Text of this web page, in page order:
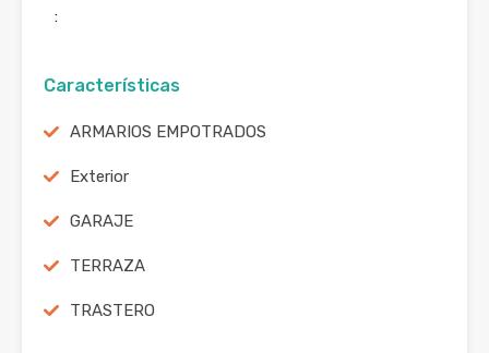
:
Características
ARMARIOS EMPOTRADOS
Exterior
GARAJE
TERRAZA
TRASTERO